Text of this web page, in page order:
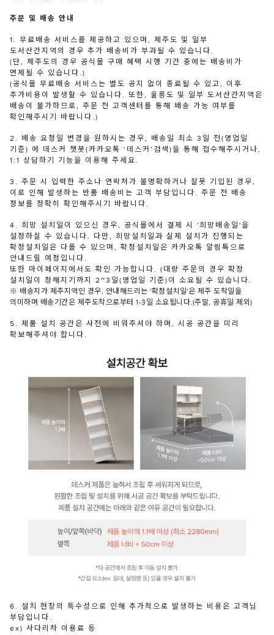
주문 및 배송 안내
1. 무료배송 서비스를 제공하고 있으며, 제주도 및 일부
도서산간지역의 경우 추가 배송비가 부과될 수 있습니다.
(단, 제주도의 경우 공식몰 구매 혜택 시행 기간 중에는 배송비가
면제될 수 있습니다.)
(공식몰 무료배송 서비스는 별도 공지 없이 종료될 수 있고, 이후
추가비용이 발생할 수 있습니다. 또한, 울릉도 및 일부 도서산간지역은
배송이 불가하므로, 주문 전 고객센터를 통해 배송 가능 여부를
확인해주시기 바랍니다.)
2. 배송 요청일 변경을 원하시는 경우, 배송일 최소 3일 전(영업일
기준) 에 데스커 챗봇(카카오톡 ‘데스커’검색)을 통해 접수해주시거나,
1:1 상담하기 기능을 이용해 주세요.
3. 주문 시 입력한 주소나 연락처가 불명확하거나 잘못 기입된 경우,
이로 인해 발생하는 반품 배송비는 고객 부담입니다. 주문 전 배송
정보를 정확히 확인해주시기 바랍니다.
4. 희망 설치일이 있으신 경우, 공식몰에서 결제 시 '희망배송일'을
설정하실 수 있습니다. 다만, 희망설치일과 실제 설치가 진행되는
확정설치일은 다를 수 있으며, 확정설치일은 카카오톡 알림톡으로
안내드릴 예정입니다.
또한 마이페이지에서도 확인 가능합니다. (대량 주문의 경우 확정
설치일이 정해지기까지 2~3일(영업일 기준)이 소요될 수 있습니다.
※ 배송지가 제주지역인 경우, 안내해드리는 '확정설치일'은 제주 도착일을
의미하며 배송기간은 제주도착으로부터 1-3일 소요됩니다.(주말, 공휴일 제외)
5. 제품 설치 공간은 사전에 비워주셔야 하며, 시공 공간을 미리
확보해주셔야 합니다.
6. 설치 현장의 특수성으로 인해 추가적으로 발생하는 비용은 고객님
부담입니다.
ex) 사다리차 이용료 등